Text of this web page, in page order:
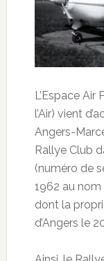
L’Espace
l’Air) vient
Angers-
Rallye Club
(numéro de
1962 au nom
dont la
d’Angers le